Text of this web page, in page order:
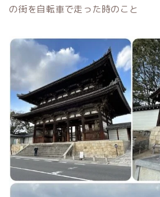
の街を自転車で走った時のこと